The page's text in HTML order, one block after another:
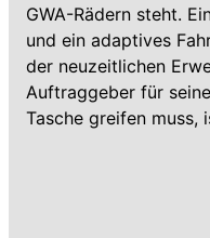
GWA-Rädern steht.
und ein adaptives
der neuzeitlichen
Auftraggeber für
Tasche greifen muss,